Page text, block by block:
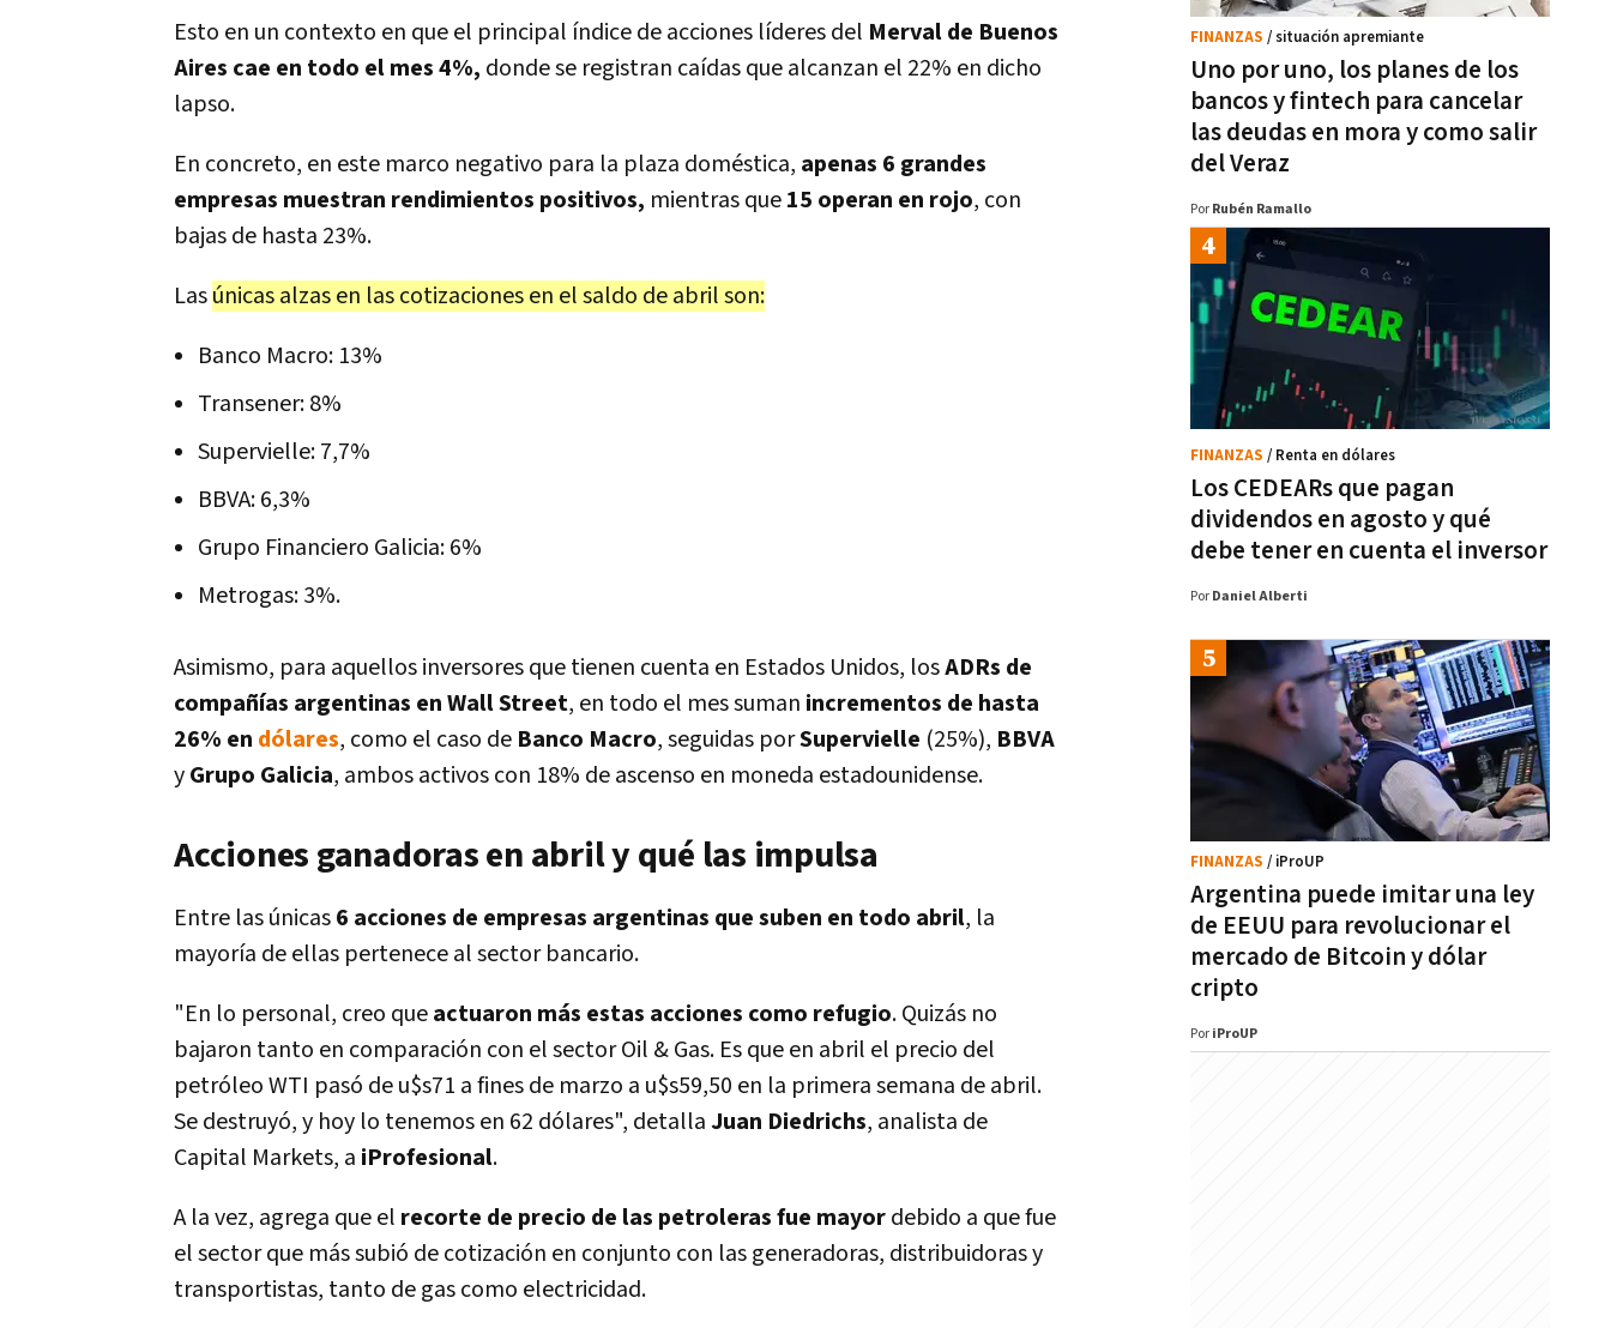
Esto en un contexto en que el principal índice de acciones líderes del Merval de Buenos
Aires cae en todo el mes 4%, donde se registran caídas que alcanzan el 22% en dicho
lapso.
En concreto, en este marco negativo para la plaza doméstica, apenas 6 grandes
empresas muestran rendimientos positivos, mientras que15 operan en rojo, con
bajas de hasta 23%.
Lasúnicas alzas en las cotizaciones en el saldo de abril son:
Banco Macro: 13%
Transener: 8%
Supervielle: 7,7%
BBVA: 6,3%
Grupo Financiero Galicia: 6%
Metrogas: 3%.
Asimismo, para aquellos inversores que tienen cuenta en Estados Unidos, losADRs de
compañías argentinas en Wall Street, en todo el mes suman incrementos de hasta
26% en dólares, como el caso de Banco Macro, seguidas porSupervielle (25%), BBVA
yGrupo Galicia, ambos activos con 18% de ascenso en moneda estadounidense.
Acciones ganadoras en abril y qué las impulsa
Entre las únicas6 acciones de empresas argentinas que suben en todo abril, la
mayoría de ellas pertenece al sector bancario.
"En lo personal, creo queactuaron más estas acciones como refugio. Quizás no
bajaron tanto en comparación con el sector Oil & Gas. Es que en abril el precio del
petróleo WTI pasó de u$s71 a fines de marzo a u$s59,50 en la primera semana de abril.
Se destruyó, y hoy lo tenemos en 62 dólares", detallaJuan Diedrichs, analista de
Capital Markets, a iProfesional.
A la vez, agrega que el recorte de precio de las petroleras fue mayordebido a que fue
el sector que más subió de cotización en conjunto con las generadoras, distribuidoras y
transportistas, tanto de gas como electricidad.
Uno por uno, los planes de los
bancos y fintech para cancelar
las deudas en mora y como salir
del Veraz
FINANZAS / situación apremiante
Por Rubén Ramallo
Los CEDEARs que pagan
dividendos en agosto y qué
debe tener en cuenta el inversor
FINANZAS / Renta en dólares
Por Daniel Alberti
Argentina puede imitar una ley
de EEUU para revolucionar el
mercado de Bitcoin y dólar
cripto
FINANZAS / iProUP
Por iProUP